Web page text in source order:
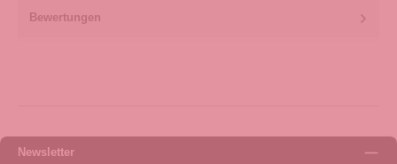
Bewertungen
Newsletter